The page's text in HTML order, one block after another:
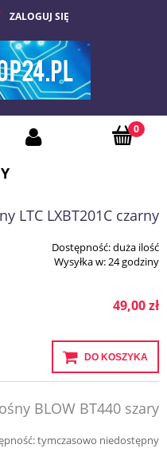
ZALOGUJ SIĘ
LTC LXBT201C czarny
Dostępność:duża ilość
Wysyłka w:24 godziny
49,00 zł
DO KOSZYKA
BLOW BT440 szary
tymczasowo niedostępny